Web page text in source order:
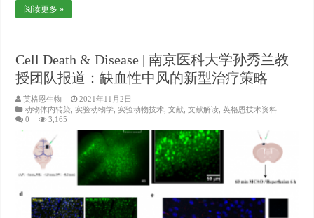
阅读更多 »
Cell Death & Disease | 南京医科大学孙秀兰教
授团队报道：缺血性中风的新型治疗策略
英格恩生物
2021年11月2日
动物体内转染 ,实验动物学 ,实验动物技术 ,文献 ,文献解读 ,英格恩技术资料
0
3,165